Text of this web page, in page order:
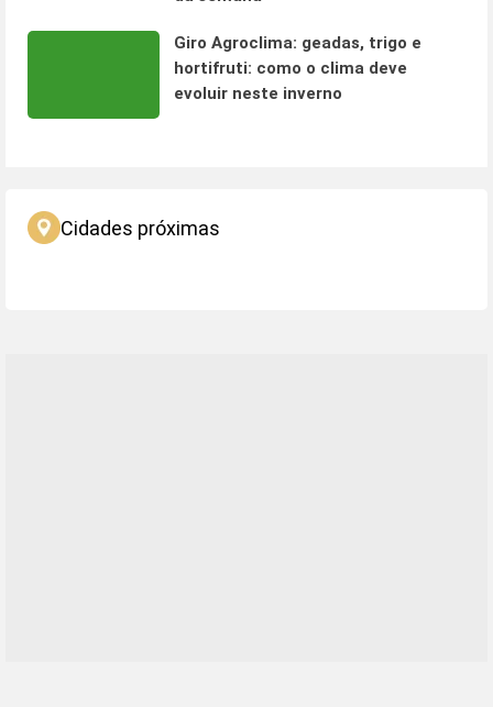
Giro Agroclima: geadas, trigo e
hortifruti: como o clima deve
evoluir neste inverno
Cidades próximas